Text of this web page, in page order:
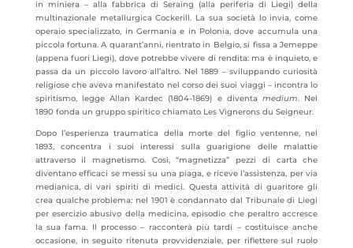
in miniera – alla fabbrica di Seraing (alla periferia di Liegi) della
multinazionale metallurgica Cockerill. La sua società lo invia, come
operaio specializzato, in Germania e in Polonia, dove accumula una
piccola fortuna. A quarant’anni, rientrato in Belgio, si fissa a Jemeppe
(appena fuori Liegi), dove potrebbe vivere di rendita: ma è inquieto, e
passa da un piccolo lavoro all’altro. Nel 1889 – sviluppando curiosità
religiose che aveva manifestato nel corso dei suoi viaggi – incontra lo
spiritismo, legge Allan Kardec (1804-1869) e diventamedium. Nel
1890 fonda un gruppo spiritico chiamato Les Vignerons du Seigneur.
Dopo l’esperienza traumatica della morte del figlio ventenne, nel
1893, concentra i suoi interessi sulla guarigione delle malattie
attraverso il magnetismo. Così, “magnetizza” pezzi di carta che
diventano efficaci se messi su una piaga, e riceve l’assistenza, per via
medianica, di vari spiriti di medici. Questa attività di guaritore gli
crea qualche problema: nel 1901 è condannato dal Tribunale di Liegi
per esercizio abusivo della medicina, episodio che peraltro accresce
la sua fama. Il processo – racconterà più tardi – costituisce anche
occasione, in seguito ritenuta provvidenziale, per riflettere sul ruolo